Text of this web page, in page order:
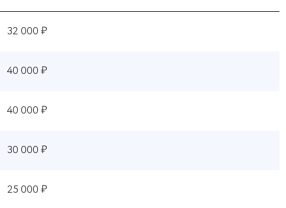
32 000 ₽
40 000 ₽
40 000 ₽
30 000 ₽
25 000 ₽